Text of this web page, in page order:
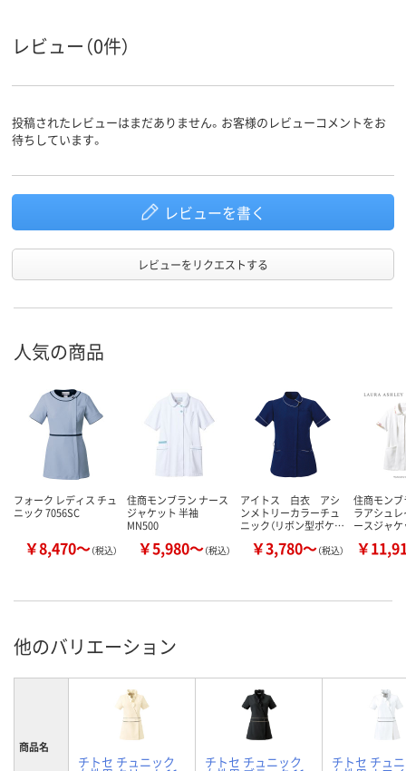
レビュー（0件）
投稿されたレビューはまだありません。お客様のレビューコメントをお
待ちしています。
レビューを書く
レビューをリクエストする
人気の商品
フォーク レディス チュ
ニック 7056SC
￥8,470～（税込）
住商モンブラン ナース
ジャケット 半袖
MN500
￥5,980～（税込）
アイトス 白衣 アシ
ンメトリーカラーチュ
ニック（リボン型ポケ…
￥3,780～（税込）
住商モン
ラアシュ
ースジャ
￥
他のバリエーション
商品名
チトセ チュニック チトセ チュニック チトセ チュ